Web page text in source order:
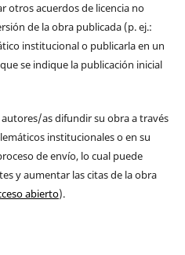
otros acuerdos de licencia no
de la obra publicada (p. ej.:
institucional o publicarla en un
se indique la publicación inicial
as difundir su obra a través
institucionales o en su
de envío, lo cual puede
y aumentar las citas de la obra
abierto).